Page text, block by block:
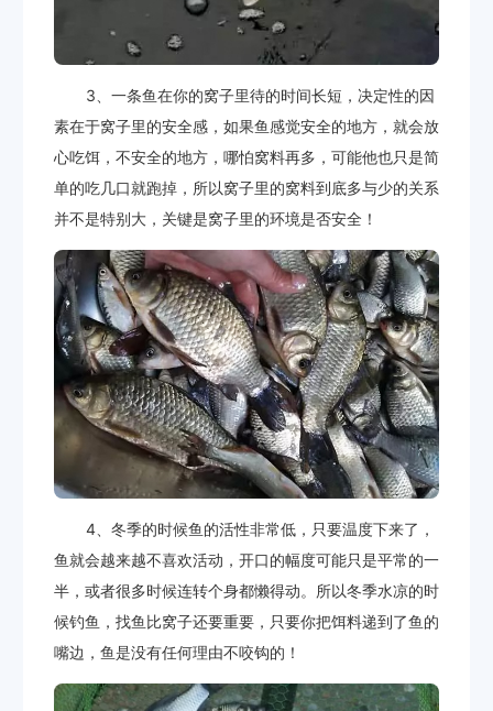
3、一条鱼在你的窝子里待的时间长短，决定性的因
素在于窝子里的安全感，如果鱼感觉安全的地方，就会放
心吃饵，不安全的地方，哪怕窝料再多，可能他也只是简
单的吃几口就跑掉，所以窝子里的窝料到底多与少的关系
并不是特别大，关键是窝子里的环境是否安全！
4、冬季的时候鱼的活性非常低，只要温度下来了，
鱼就会越来越不喜欢活动，开口的幅度可能只是平常的一
半，或者很多时候连转个身都懒得动。所以冬季水凉的时
候钓鱼，找鱼比窝子还要重要，只要你把饵料递到了鱼的
嘴边，鱼是没有任何理由不咬钩的！